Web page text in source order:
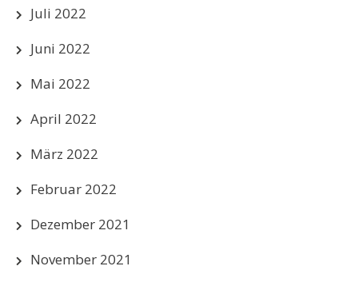
Juli 2022
Juni 2022
Mai 2022
April 2022
März 2022
Februar 2022
Dezember 2021
November 2021